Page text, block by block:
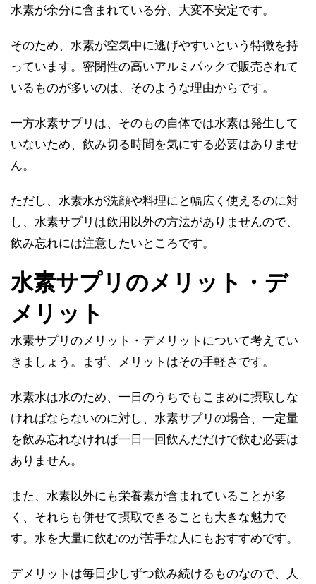
水素が余分に含まれている分、大変不安定です。
そのため、水素が空気中に逃げやすいという特徴を持
っています。密閉性の高いアルミパックで販売されて
いるものが多いのは、そのような理由からです。
一方水素サプリは、そのもの自体では水素は発生して
いないため、飲み切る時間を気にする必要はありませ
ん。
ただし、水素水が洗顔や料理にと幅広く使えるのに対
し、水素サプリは飲用以外の方法がありませんので、
飲み忘れには注意したいところです。
水素サプリのメリット・デ
メリット
水素サプリのメリット・デメリットについて考えてい
きましょう。まず、メリットはその手軽さです。
水素水は水のため、一日のうちでもこまめに摂取しな
ければならないのに対し、水素サプリの場合、一定量
を飲み忘れなければ一日一回飲んだだけで飲む必要は
ありません。
また、水素以外にも栄養素が含まれていることが多
く、それらも併せて摂取できることも大きな魅力で
す。水を大量に飲むのが苦手な人にもおすすめです。
デメリットは毎日少しずつ飲み続けるものなので、人